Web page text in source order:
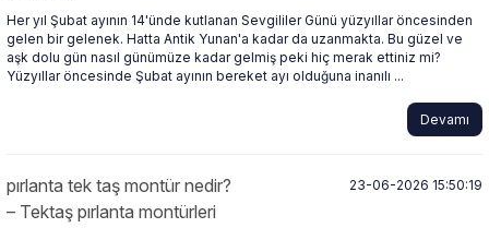
Her yıl Şubat ayının 14'ünde kutlanan Sevgililer Günü yüzyıllar öncesinden
gelen bir gelenek. Hatta Antik Yunan'a kadar da uzanmakta. Bu güzel ve
aşk dolu gün nasıl günümüze kadar gelmiş peki hiç merak ettiniz mi?
Yüzyıllar öncesinde Şubat ayının bereket ayı olduğuna inanılı ...
Devamı
pırlanta tek taş montür nedir?
– Tektaş pırlanta montürleri
23-06-2026 15:50:19